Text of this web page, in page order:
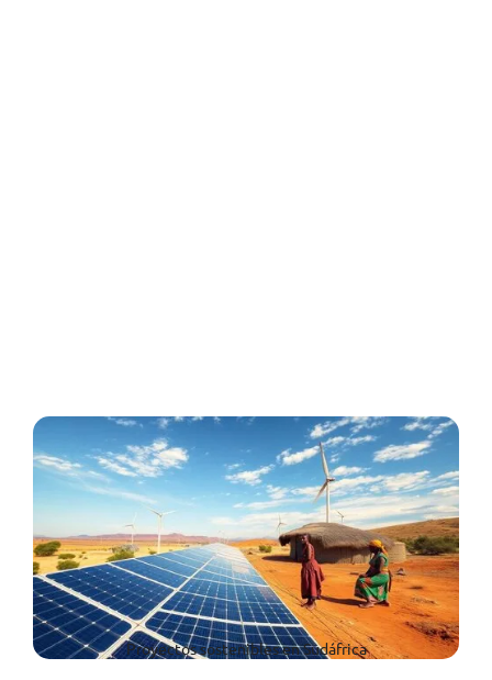
Proyectos sostenibles en Sudáfrica